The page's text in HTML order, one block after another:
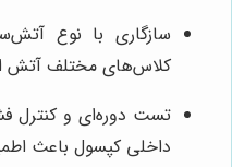
سازگاری با نوع
کلاس‌های مختلف آتش
تست دوره‌ای و کنترل
داخلی کپسول باعث